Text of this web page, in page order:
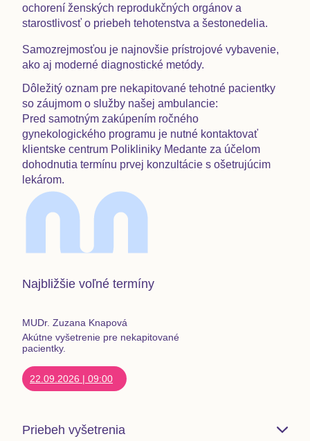
ochorení ženských reprodukčných orgánov a
starostlivosť o priebeh tehotenstva a šestonedelia.
Samozrejmosťou je najnovšie prístrojové vybavenie,
ako aj moderné diagnostické metódy.
Dôležitý oznam pre nekapitované tehotné pacientky
so záujmom o služby našej ambulancie:
Pred samotným zakúpením ročného
gynekologického programu je nutné kontaktovať
klientske centrum Polikliniky Medante za účelom
dohodnutia termínu prvej konzultácie s ošetrujúcim
lekárom.
Najbližšie voľné termíny
MUDr. Zuzana Knapová
Akútne vyšetrenie pre nekapitované
pacientky.
22.09.2026 | 09:00
Priebeh vyšetrenia